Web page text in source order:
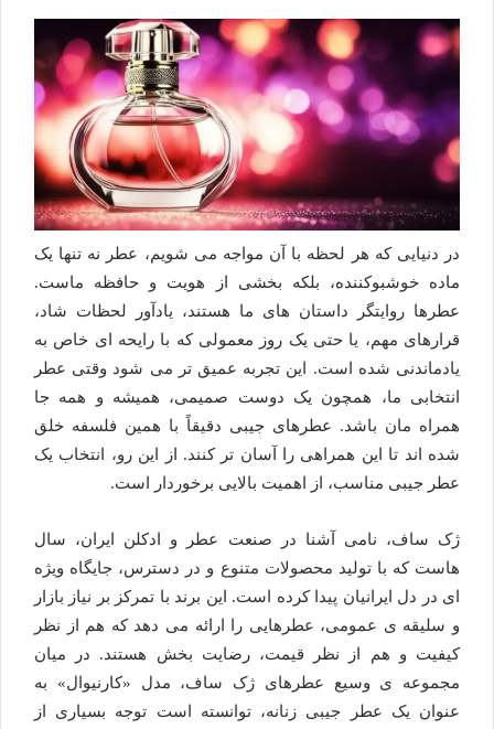
در دنیایی که هر لحظه با آن مواجه می شویم، عطر نه تنها یک
ماده خوشبوکننده، بلکه بخشی از هویت و حافظه ماست.
عطرها روایتگر داستان های ما هستند، یادآور لحظات شاد،
قرارهای مهم، یا حتی یک روز معمولی که با رایحه ای خاص به
یادماندنی شده است. این تجربه عمیق تر می شود وقتی عطر
انتخابی ما، همچون یک دوست صمیمی، همیشه و همه جا
همراه مان باشد. عطرهای جیبی دقیقاً با همین فلسفه خلق
شده اند تا این همراهی را آسان تر کنند. از این رو، انتخاب یک
عطر جیبی مناسب، از اهمیت بالایی برخوردار است.
ژک ساف، نامی آشنا در صنعت عطر و ادکلن ایران، سال
هاست که با تولید محصولات متنوع و در دسترس، جایگاه ویژه
ای در دل ایرانیان پیدا کرده است. این برند با تمرکز بر نیاز بازار
و سلیقه ی عمومی، عطرهایی را ارائه می دهد که هم از نظر
کیفیت و هم از نظر قیمت، رضایت بخش هستند. در میان
مجموعه ی وسیع عطرهای ژک ساف، مدل «کارنیوال» به
عنوان یک عطر جیبی زنانه، توانسته است توجه بسیاری از